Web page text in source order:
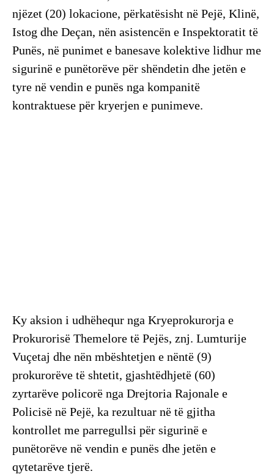
njëzet (20) lokacione, përkatësisht në Pejë, Klinë,
Istog dhe Deçan, nën asistencën e Inspektoratit të
Punës, në punimet e banesave kolektive lidhur me
sigurinë e punëtorëve për shëndetin dhe jetën e
tyre në vendin e punës nga kompanitë
kontraktuese për kryerjen e punimeve.
Ky aksion i udhëhequr nga Kryeprokurorja e
Prokurorisë Themelore të Pejës, znj. Lumturije
Vuçetaj dhe nën mbështetjen e nëntë (9)
prokurorëve të shtetit, gjashtëdhjetë (60)
zyrtarëve policorë nga Drejtoria Rajonale e
Policisë në Pejë, ka rezultuar në të gjitha
kontrollet me parregullsi për sigurinë e
punëtorëve në vendin e punës dhe jetën e
qytetarëve tjerë.